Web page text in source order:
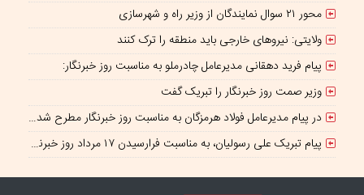
محور ۲۱ سوال نمایندگان از وزیر راه و شهرسازی
ولایتی: نیروهای خارجی باید منطقه را ترک کنند
پیام فرید دهقانی مدیرعامل چادرملو به مناسبت روز خبرنگار:
وزیر صمت روز خبرنگار را تبریک گفت
در پیام مدیرعامل فولاد هرمزگان به مناسبت روز خبرنگار مطرح شد؛ همراهی رسانه با جهاد تولید، سرمایه‌ای برای پیشرفت کشور است
پیام تبریک علی رسولیان، به مناسبت فرارسیدن ۱۷ مرداد روز خبرنگار